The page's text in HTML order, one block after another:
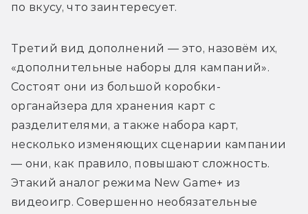
по вкусу, что заинтересует.
Третий вид дополнений — это, назовём их,
«дополнительные наборы для кампаний».
Состоят они из большой коробки-
органайзера для хранения карт с
разделителями, а также набора карт,
несколько изменяющих сценарии кампании
— они, как правило, повышают сложность.
Этакий аналог режима New Game+ из
видеоигр. Совершенно необязательные